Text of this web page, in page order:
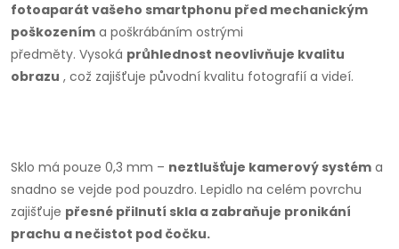
fotoaparát vašeho smartphonu před mechanickým
poškozením a poškrábáním ostrými
předměty. Vysoká průhlednost neovlivňuje kvalitu
obrazu , což zajišťuje původní kvalitu fotografií a videí.
Sklo má pouze 0,3 mm – neztlušťuje kamerový systém a
snadno se vejde pod pouzdro. Lepidlo na celém povrchu
zajišťuje přesné přilnutí skla a zabraňuje pronikání
prachu a nečistot pod čočku.